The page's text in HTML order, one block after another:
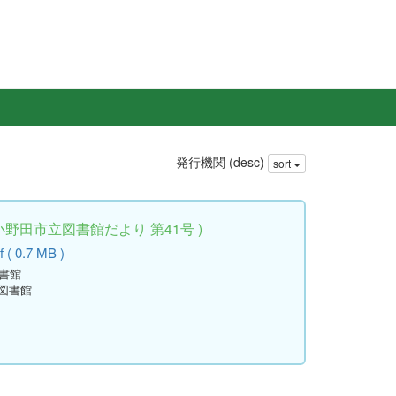
発行機関 (desc) sort
田市立図書館だより 第41号 )
( 0.7 MB )
館
書館